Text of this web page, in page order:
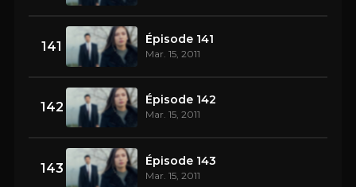
141 Épisode 141
Mar. 15, 2011
142 Épisode 142
Mar. 15, 2011
143 Épisode 143
Mar. 15, 2011